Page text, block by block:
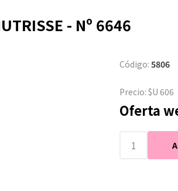
- Nº 6646
Código: 5806
Precio: $U 606
Oferta